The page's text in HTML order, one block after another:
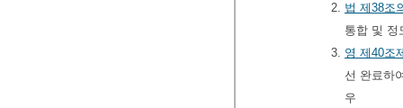
2. 법 제38조
통합 및 정
3. 영 제40조
선 완료하
우